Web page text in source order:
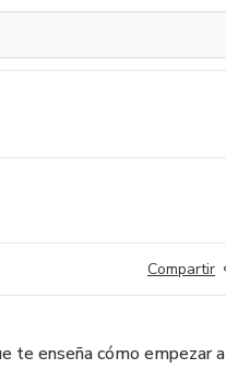
Compartir
te enseña cómo empezar a